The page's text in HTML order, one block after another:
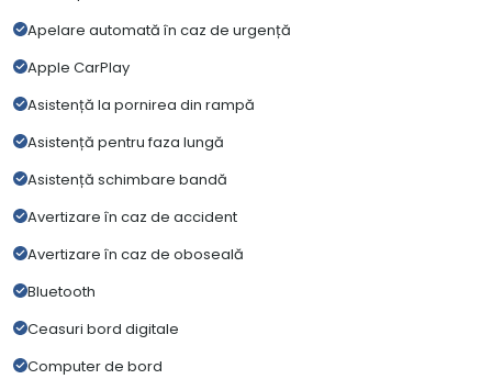
Apelare automată în caz de urgență
Apple CarPlay
Asistență la pornirea din rampă
Asistență pentru faza lungă
Asistență schimbare bandă
Avertizare în caz de accident
Avertizare în caz de oboseală
Bluetooth
Ceasuri bord digitale
Computer de bord